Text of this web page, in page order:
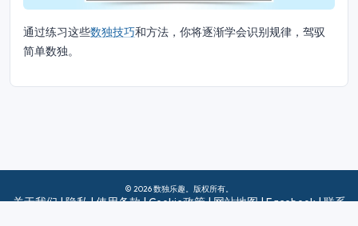
通过练习这些数独技巧和方法，你将逐渐学会识别规律，驾驭
简单数独。
© 2026 数独乐趣。版权所有。
关于我们|隐私|使用条款|Cookie政策|网站地图|Facebook|联系